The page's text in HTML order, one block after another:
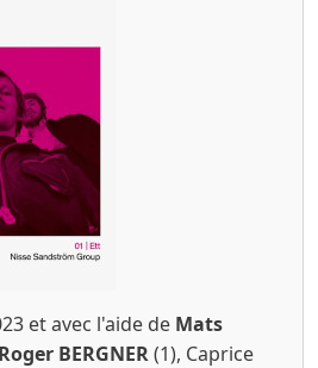
et avec l'aide de Mats
Roger BERGNER(1), Caprice